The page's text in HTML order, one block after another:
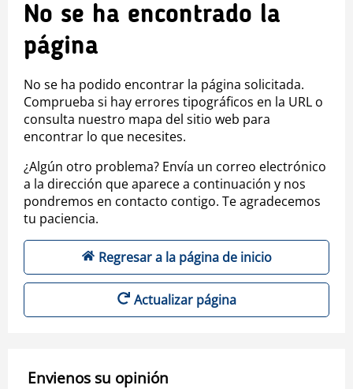
No se ha encontrado la
página
No se ha podido encontrar la página solicitada.
Comprueba si hay errores tipográficos en la URL o
consulta nuestro mapa del sitio web para
encontrar lo que necesites.
¿Algún otro problema? Envía un correo electrónico
a la dirección que aparece a continuación y nos
pondremos en contacto contigo. Te agradecemos
tu paciencia.
Regresar a la página de inicio
Actualizar página
Envienos su opinión